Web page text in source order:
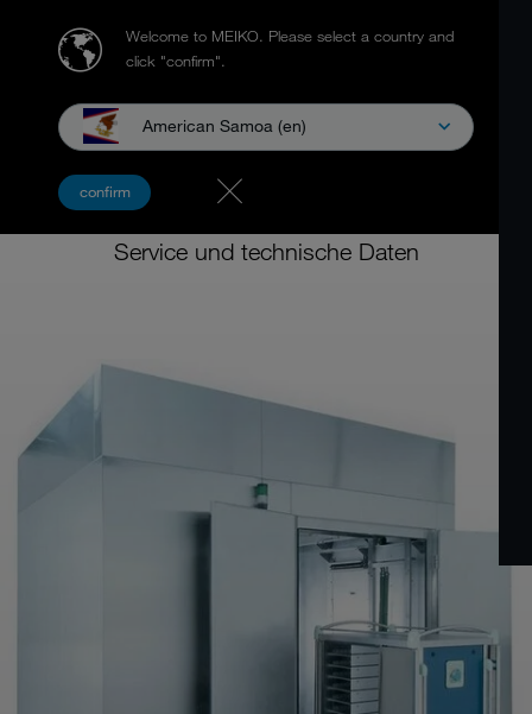
Welcome to MEIKO. Please select a country and
click "confirm".
American Samoa (en)
confirm
Wagenwaschanlage
MEIKO WS 125
Service und technische Daten